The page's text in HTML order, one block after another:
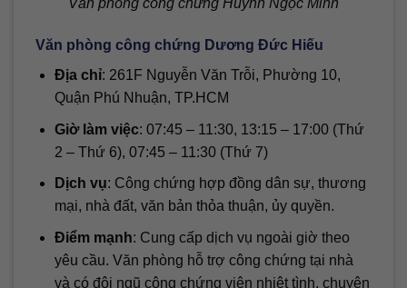
Văn phòng công chứng Huỳnh Ngọc Minh
Văn phòng công chứng Dương Đức Hiếu
Địa chỉ: 261F Nguyễn Văn Trỗi, Phường 10,
Quận Phú Nhuận, TP.HCM
Giờ làm việc: 07:45 – 11:30, 13:15 – 17:00 (Thứ
2 – Thứ 6), 07:45 – 11:30 (Thứ 7)
Dịch vụ: Công chứng hợp đồng dân sự, thương
mại, nhà đất, văn bản thỏa thuận, ủy quyền.
Điểm mạnh: Cung cấp dịch vụ ngoài giờ theo
yêu cầu. Văn phòng hỗ trợ công chứng tại nhà
và có đội ngũ công chứng viên nhiệt tình, chuyên